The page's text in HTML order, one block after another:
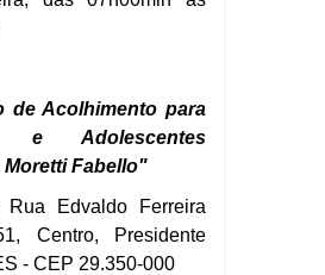
de Acolhimento para
e Adolescentes
Fabello"
Rua Edvaldo Ferreira
Centro, Presidente
- CEP 29.350-000